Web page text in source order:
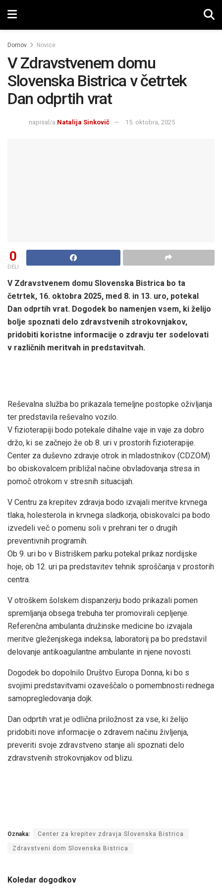
Domov Novice
V Zdravstvenem domu
Slovenska Bistrica v četrtek
Dan odprtih vrat
napisal/a Natalija Sinkovič 15. oktobra, 2025
0
DELI
V Zdravstvenem domu Slovenska Bistrica bo ta
četrtek, 16. oktobra 2025, med 8. in 13. uro, potekal
Dan odprtih vrat. Dogodek bo namenjen vsem, ki želijo
bolje spoznati delo zdravstvenih strokovnjakov,
pridobiti koristne informacije o zdravju ter sodelovati
v različnih meritvah in predstavitvah.
Reševalna služba bo prikazala temeljne postopke oživljanja
ter predstavila reševalno vozilo.
V fizioterapiji bodo potekale dihalne vaje in vaje za dobro
držo, ki se začnejo že ob 8. uri v prostorih fizioterapije.
Center za duševno zdravje otrok in mladostnikov (CDZOM)
bo obiskovalcem približal načine obvladovanja stresa in
pomoč otrokom v stresnih situacijah.
V Centru za krepitev zdravja bodo izvajali meritve krvnega
tlaka, holesterola in krvnega sladkorja, obiskovalci pa bodo
izvedeli več o pomenu soli v prehrani ter o drugih
preventivnih programih.
Ob 9. uri bo v Bistriškem parku potekal prikaz nordijske
hoje, ob 12. uri pa predstavitev tehnik sproščanja v prostorih
centra.
V otroškem šolskem dispanzerju bodo prikazali pomen
spremljanja obsega trebuha ter promovirali cepljenje.
Referenčna ambulanta družinske medicine bo izvajala
meritve gleženjskega indeksa, laboratorij pa bo predstavil
delovanje antikoagulantne ambulante in njene novosti.
Dogodek bo dopolnilo Društvo Europa Donna, ki bo s
svojimi predstavitvami ozaveščalo o pomembnosti rednega
samopregledovanja dojk.
Dan odprtih vrat je odlična priložnost za vse, ki želijo
pridobiti nove informacije o zdravem načinu življenja,
preveriti svoje zdravstveno stanje ali spoznati delo
zdravstvenih strokovnjakov od blizu.
Oznaka: Center za krepitev zdravja Slovenska Bistrica
Zdravstveni dom Slovenska Bistrica
Koledar dogodkov